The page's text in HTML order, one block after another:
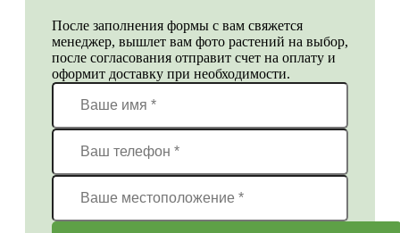
После заполнения формы с вам свяжется
менеджер, вышлет вам фото растений на выбор,
после согласования отправит счет на оплату и
оформит доставку при необходимости.